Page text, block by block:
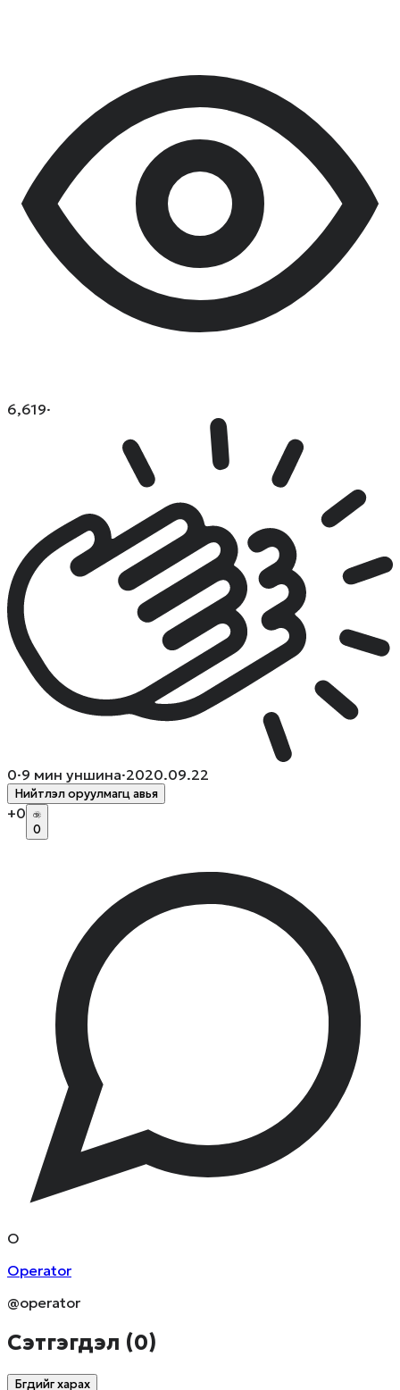
6,619·
0·9 мин уншина·2020.09.22
Нийтлэл оруулмагц авья
+0
0
O
Operator
@operator
Сэтгэгдэл (0)
Бүгдийг харах